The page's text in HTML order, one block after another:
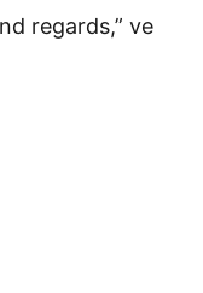
regards,” ve